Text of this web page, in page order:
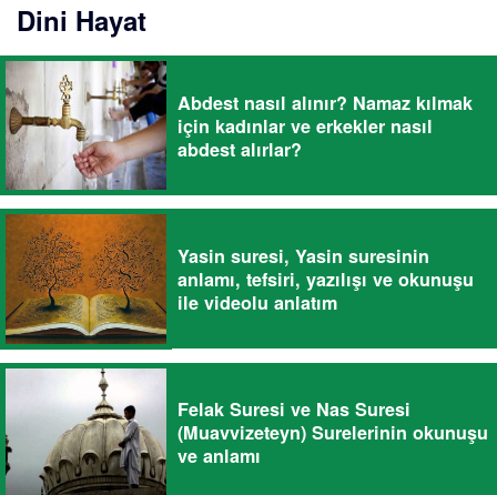
Dini Hayat
Abdest nasıl alınır? Namaz kılmak
için kadınlar ve erkekler nasıl
abdest alırlar?
Yasin suresi, Yasin suresinin
anlamı, tefsiri, yazılışı ve okunuşu
ile videolu anlatım
Felak Suresi ve Nas Suresi
(Muavvizeteyn) Surelerinin okunuşu
ve anlamı